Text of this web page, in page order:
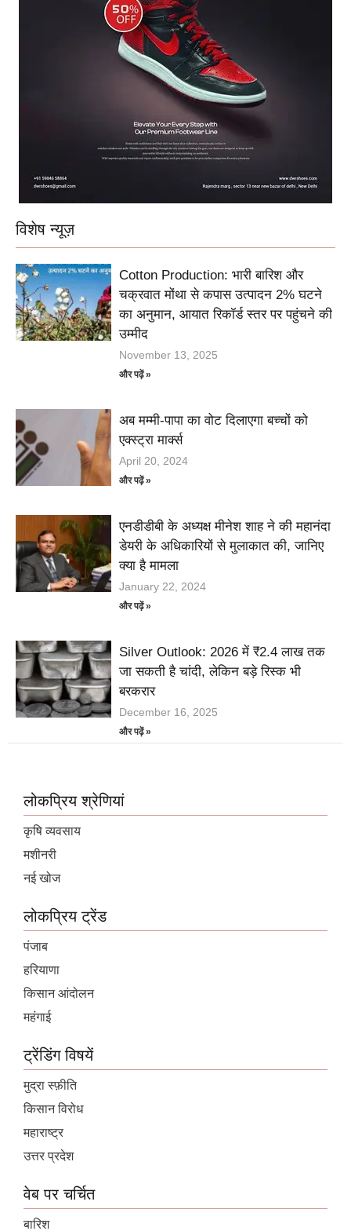
विशेष न्यूज़
Cotton Production: भारी बारिश और
चक्रवात मोंथा से कपास उत्पादन 2% घटने
का अनुमान, आयात रिकॉर्ड स्तर पर पहुंचने की
उम्मीद
November 13, 2025
और पढ़ें »
अब मम्मी-पापा का वोट दिलाएगा बच्चों को
एक्स्ट्रा मार्क्स
April 20, 2024
और पढ़ें »
एनडीडीबी के अध्यक्ष मीनेश शाह ने की महानंदा
डेयरी के अधिकारियों से मुलाकात की, जानिए
क्या है मामला
January 22, 2024
और पढ़ें »
Silver Outlook: 2026 में ₹2.4 लाख तक
जा सकती है चांदी, लेकिन बड़े रिस्क भी
बरकरार
December 16, 2025
और पढ़ें »
लोकप्रिय श्रेणियां
कृषि व्यवसाय
मशीनरी
नई खोज
लोकप्रिय ट्रेंड
पंजाब
हरियाणा
किसान आंदोलन
महंगाई
ट्रेंडिंग विषयें
मुद्रा स्फ़ीति
किसान विरोध
महाराष्ट्र
उत्तर प्रदेश
वेब पर चर्चित
बारिश